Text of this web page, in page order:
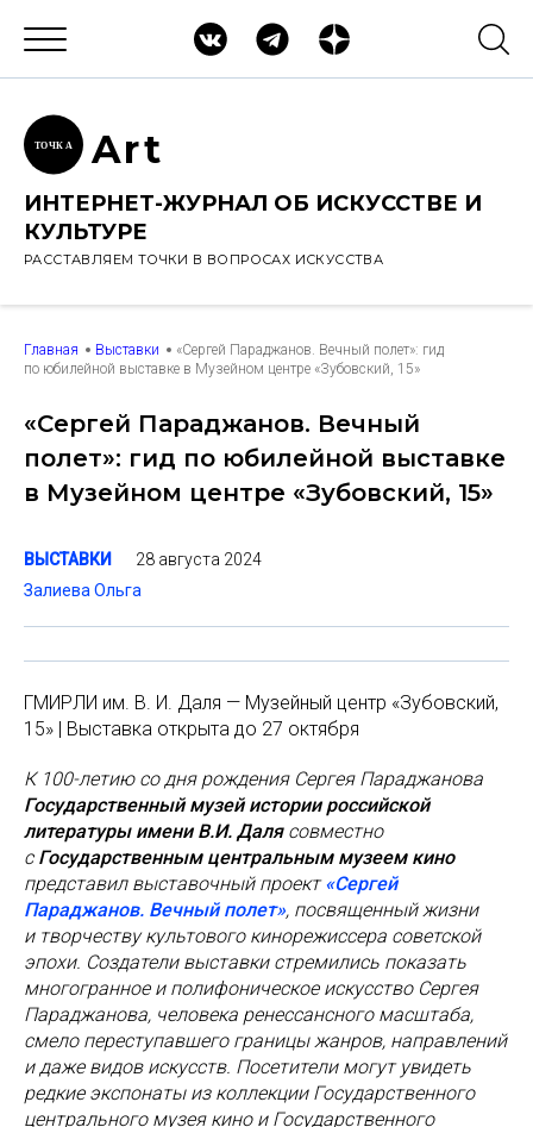
ТОЧК А Art
ИНТЕРНЕТ-ЖУРНАЛ ОБ ИСКУССТВЕ И
КУЛЬТУРЕ
РАССТАВЛЯЕМ ТОЧКИ В ВОПРОСАХ ИСКУССТВА
Главная Выставки
«Сергей Параджанов. Вечный полет»: гид
по юбилейной выставке в Музейном центре «Зубовский, 15»
«Сергей Параджанов. Вечный
полет»: гид по юбилейной выставке
в Музейном центре «Зубовский, 15»
ВЫСТАВКИ
28 августа 2024
Залиева Ольга
ГМИРЛИ им. В. И. Даля — Музейный центр «Зубовский,
15» | Выставка открыта до 27 октября
К 100-летию со дня рождения Сергея Параджанова
Государственный музей истории российской
литературы имени В.И. Даля совместно
с Государственным центральным музеем кино
представил выставочный проект«Сергей
Параджанов. Вечный полет», посвященный жизни
и творчеству культового кинорежиссера советской
эпохи. Создатели выставки стремились показать
многогранное и полифоническое искусство Сергея
Параджанова, человека ренессансного масштаба,
смело переступавшего границы жанров, направлений
и даже видов искусств. Посетители могут увидеть
редкие экспонаты из коллекции Государственного
центрального музея кино и Государственного